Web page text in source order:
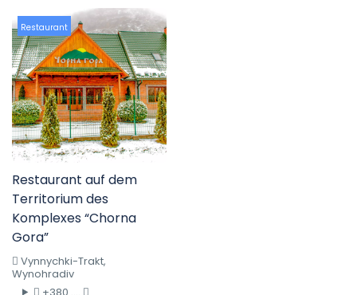
Restaurant
Restaurant auf dem
Territorium des
Komplexes “Chorna
Gora”
Vynnychki-Trakt,
Wynohradiv